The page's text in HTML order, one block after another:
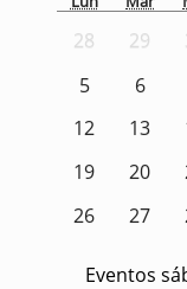
28 29
5
6
12
13
19
20
26
27
Eventos